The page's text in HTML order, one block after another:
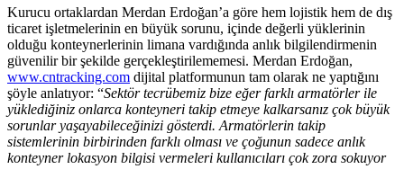
Kurucu ortaklardan Merdan Erdoğan’a göre hem lojistik hem de dış
ticaret işletmelerinin en büyük sorunu, içinde değerli yüklerinin
olduğu konteynerlerinin limana vardığında anlık bilgilendirmenin
güvenilir bir şekilde gerçekleştirilememesi. Merdan Erdoğan,
www.cntracking.com dijital platformunun tam olarak ne yaptığını
şöyle anlatıyor: “Sektör tecrübemiz bize eğer farklı armatörler ile
yüklediğiniz onlarca konteyneri takip etmeye kalkarsanız çok büyük
sorunlar yaşayabileceğinizi gösterdi. Armatörlerin takip
sistemlerinin birbirinden farklı olması ve çoğunun sadece anlık
konteyner lokasyon bilgisi vermeleri kullanıcıları çok zora sokuyor